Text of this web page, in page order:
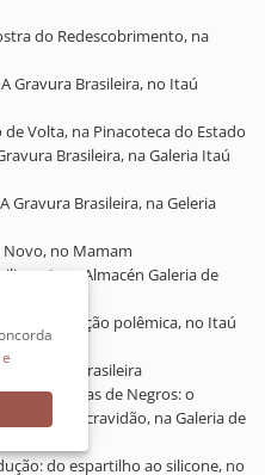
do Redescobrimento, na
Gravura Brasileira, no Itaú
de Volta, na Pinacoteca do Estado
Brasileira, na Galeria Itaú
Gravura Brasileira, na Geleria
Novo, no Mamam
na Almacén Galeria de
uma relação polêmica, no Itaú
Gravura Brasileira
Memórias de Negros: o
da escravidão, na Galeria de
do espartilho ao silicone, no